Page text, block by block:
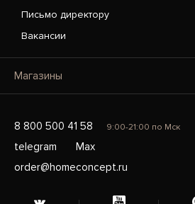
Письмо директору
Вакансии
Магазины
8 800 500 41 58 9:00-21:00 по Мск
telegram
Max
order@homeconcept.ru